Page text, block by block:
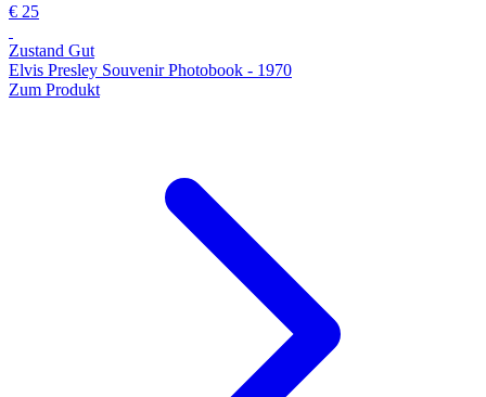
€ 25
Zustand Gut
Elvis Presley Souvenir Photobook - 1970
Zum Produkt